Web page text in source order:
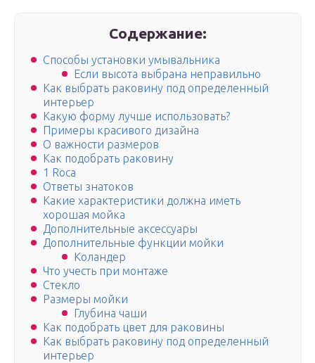
Содержание:
Способы установки умывальника
Если высота выбрана неправильно
Как выбрать раковину под определенный
интерьер
Какую форму лучше использовать?
Примеры красивого дизайна
О важности размеров
Как подобрать раковину
1 Roca
Ответы знатоков
Какие характеристики должна иметь
хорошая мойка
Дополнительные аксессуары
Дополнительные функции мойки
Коландер
Что учесть при монтаже
Стекло
Размеры мойки
Глубина чаши
Как подобрать цвет для раковины
Как выбрать раковину под определенный
интерьер